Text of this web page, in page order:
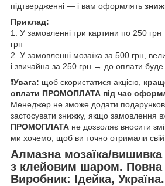
підтвердженні — і вам оформлять
Приклад:
1. У замовленні три картини по 250
грн
2. У замовленні мозаїка за 500 грн,
і звичайна за 250 грн → до оплати буде
❗️Увага: щоб скористатися акцією,
оплати ПРОМОПЛАТА під час
Менеджер не зможе додати
застосувати знижку, якщо замовлення
ПРОМОПЛАТА не дозволяє вносити
ми хочемо, щоб ви точно отримали
Алмазна мозаїка/
з клейовим шаром. Повна
Виробник: Ідейка, Україна.